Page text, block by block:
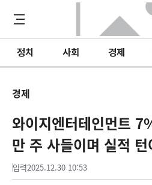
정치 사회 경제
경제
와이지엔터테인먼트
만 주 사들이며 실적
입력2025.12.30 10:53